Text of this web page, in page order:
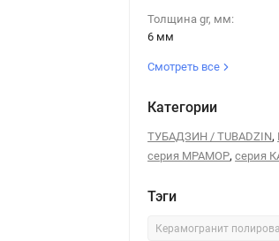
Толщина gr, мм:
6 мм
Смотреть все
Категории
ТУБАДЗИН / TUBADZIN,
серия МРАМОР,серия
Тэги
Керамогранит